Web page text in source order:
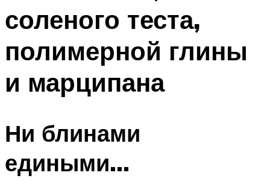
соленого теста,
полимерной глины
и марципана
Ни блинами
едиными…